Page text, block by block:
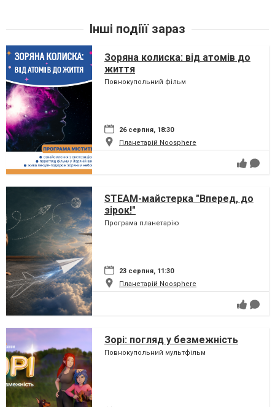
Інші подіїї зараз
Зоряна колиска: від атомів до
життя
Повнокупольний фільм
26 серпня, 18:30
Планетарій Noosphere
STEAM-майстерка "Вперед, до
зірок!"
Програма планетарію
23 серпня, 11:30
Планетарій Noosphere
Зорі: погляд у безмежність
Повнокупольний мультфільм